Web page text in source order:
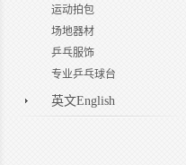
运动拍包
场地器材
乒乓服饰
专业乒乓球台
英文English